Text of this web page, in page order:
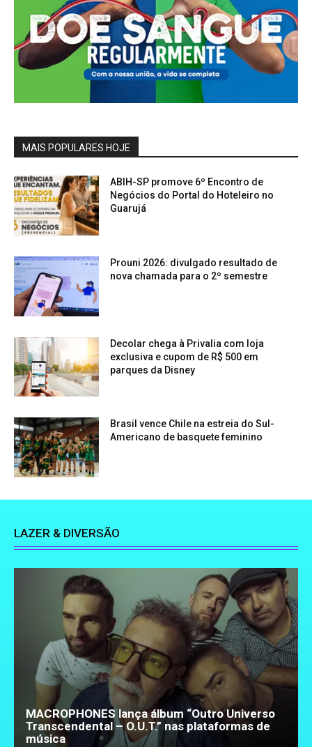
MAIS POPULARES HOJE
ABIH-SP promove 6º Encontro de
Negócios do Portal do Hoteleiro no
Guarujá
Prouni 2026: divulgado resultado de
nova chamada para o 2º semestre
Decolar chega à Privalia com loja
exclusiva e cupom de R$ 500 em
parques da Disney
Brasil vence Chile na estreia do Sul-
Americano de basquete feminino
LAZER & DIVERSÃO
MACROPHONES lança álbum “Outro Universo
Transcendental – O.U.T.” nas plataformas de
música